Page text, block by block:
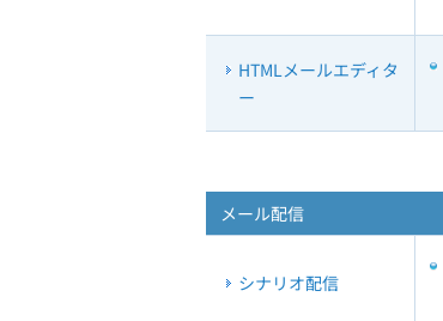
HTMLメールエディタ
ー
メール配信
シナリオ配信